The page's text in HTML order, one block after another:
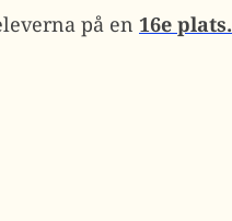
på en 16e plats.